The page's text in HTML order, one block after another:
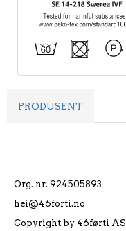
PRODUSENT
Org. nr. 924505893
hei@46forti.no
Copyright by 46førti AS